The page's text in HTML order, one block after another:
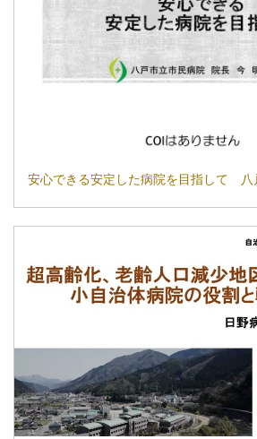
安心できる安定した病院を目指して 八